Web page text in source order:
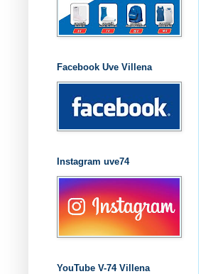
Facebook Uve Villena
Instagram uve74
YouTube V-74 Villena